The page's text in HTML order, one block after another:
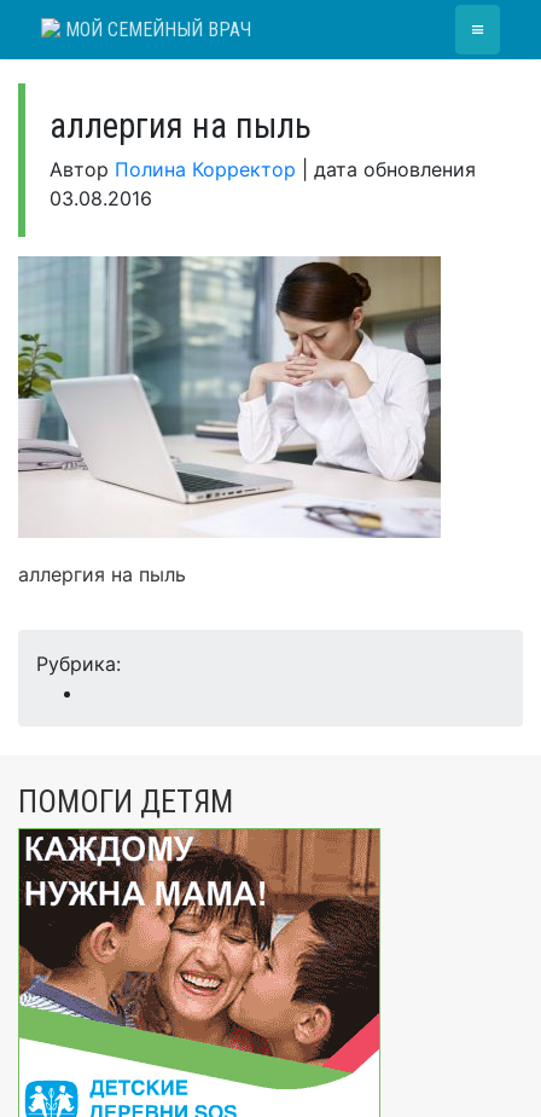
МОЙ СЕМЕЙНЫЙ ВРАЧ ≡
аллергия на пыль
Автор Полина Корректор
дата обновления
03.08.2016
аллергия на пыль
Рубрика:
ПОМОГИ ДЕТЯМ